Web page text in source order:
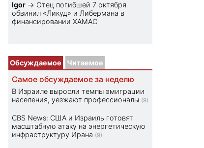
Igor → Отец погибшей 7 октября
обвинил «Ликуд» и Либермана в
финансировании ХАМАС
Обсуждаемое Читаемое
Самое обсуждаемое за неделю
В Израиле выросли темпы эмиграции
населения, уезжают профессионалы (9)
CBS News: США и Израиль готовят
масштабную атаку на энергетическую
инфраструктуру Ирана (9)